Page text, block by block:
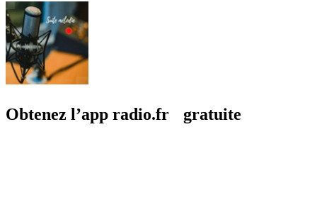
Obtenez l’app radio.fr gratuite